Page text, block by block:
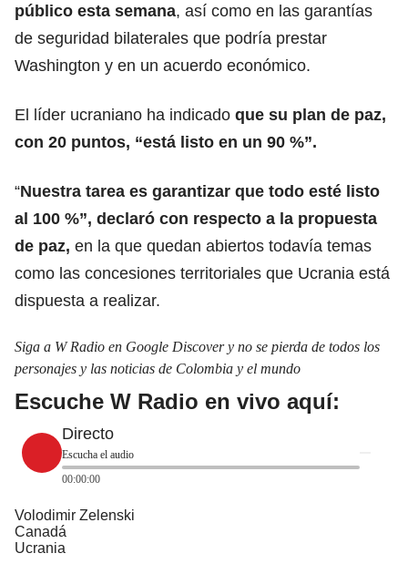
público esta semana, así como en las garantías
de seguridad bilaterales que podría prestar
Washington y en un acuerdo económico.
El líder ucraniano ha indicado que su plan de paz,
con 20 puntos, “está listo en un 90 %”.
“Nuestra tarea es garantizar que todo esté listo
al 100 %”, declaró con respecto a la propuesta
de paz, en la que quedan abiertos todavía temas
como las concesiones territoriales que Ucrania está
dispuesta a realizar.
Siga a W Radio en Google Discover y no se pierda de todos los
personajes y las noticias de Colombia y el mundo
Escuche W Radio en vivo aquí:
Directo
Escucha el audio
00:00:00
Volodimir Zelenski
Canadá
Ucrania